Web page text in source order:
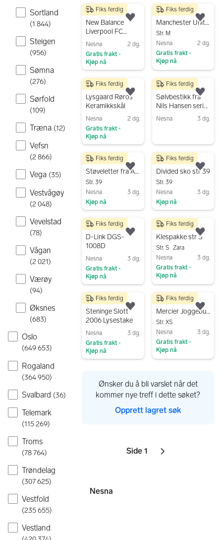
Sortland
(1 844)
Steigen
(956)
Sømna
(276)
Sørfold
(109)
Træna (12)
Vefsn
(2 866)
Vega (35)
Vestvågøy
(2 048)
Vevelstad
(78)
Vågan
(2 021)
Værøy
(94)
Øksnes
(683)
Oslo
(649 653)
Rogaland
(364 950)
Svalbard (36)
Telemark
(115 269)
Troms
(78 764)
Trøndelag
(307 625)
Vestfold
(235 655)
Vestland
1 200 kr
New Balance
Liverpool FC
fotballdrakt
Nesna
2 dg.
Gratis frakt •
Kjøp nå
Fiks ferdig
Legg til som favoritt.
350 kr
Manchester United F.C. Devil T-skjorte 2XL
Str. M
Nesna
2 dg.
Gratis frakt •
Kjøp nå
Fiks ferdig
Gå til annonsen
280 kr
Lysgaard Røros
Keramikkskål
Nesna
2 dg.
Gratis frakt •
Kjøp nå
Fiks ferdig
Legg til som favoritt.
250 kr
Sølvbestikk fra
Nils Hansen serie
Romase 830S
Nesna 3 dg.
Fiks ferdig
200 kr
Støveletter fra Anna Field
Str. 39
Nesna
3 dg.
Kjøp nå
Fiks ferdig
Legg til som favoritt.
100 kr
Divided sko str 39
Str. 39
Nesna
3 dg.
Kjøp nå
Fiks ferdig
399 kr
D-Link DGS-
1008D
Nesna
3 dg.
Gratis frakt •
Kjøp nå
Fiks ferdig
Legg til som favoritt.
289 kr
Klespakke str S
Str. S Zara
Nesna
3 dg.
Gratis frakt •
Kjøp nå
Fiks ferdig
Gå til annonsen
245 kr
Steninge Slott
2006 Lysestake
Nesna
3 dg.
Gratis frakt •
Kjøp nå
Fiks ferdig
Legg til som favoritt.
299 kr
Mercier Joggebukse
Str. XS
Nesna
3 dg.
Gratis frakt •
Kjøp nå
Fiks ferdig
Gå til annonsen
Ønsker du å bli varslet når det
kommer nye treff i dette søket?
Opprett lagret søk
Sider
Side 1 Neste side
ikon
Nesna